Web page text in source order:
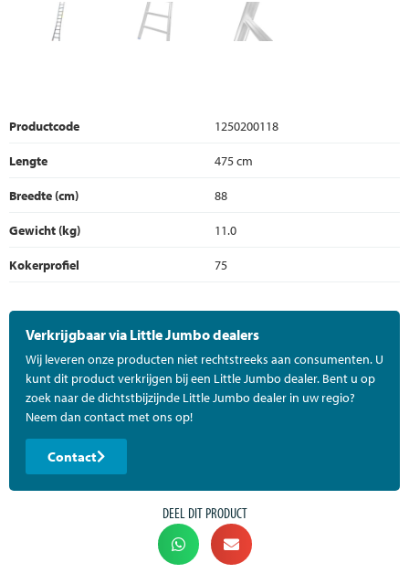
Productcode
1250200118
Lengte
475 cm
Breedte (cm)
88
Gewicht (kg)
11.0
Kokerprofiel
75
Verkrijgbaar via Little Jumbo dealers
Wij leveren onze producten niet rechtstreeks aan consumenten. U
kunt dit product verkrijgen bij een Little Jumbo dealer. Bent u op
zoek naar de dichtstbijzijnde Little Jumbo dealer in uw regio?
Neem dan contact met ons op!
Contact
DEEL DIT PRODUCT